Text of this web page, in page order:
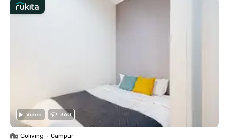
Video 360
Coliving • Campur